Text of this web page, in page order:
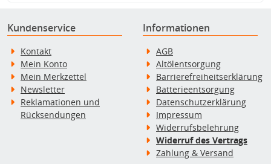
Kundenservice
Kontakt
Mein Konto
Mein Merkzettel
Newsletter
Reklamationen und
Rücksendungen
Informationen
AGB
Altölentsorgung
Barrierefreiheitserklärung
Batterieentsorgung
Datenschutzerklärung
Impressum
Widerrufsbelehrung
Widerruf des Vertrags
Zahlung & Versand